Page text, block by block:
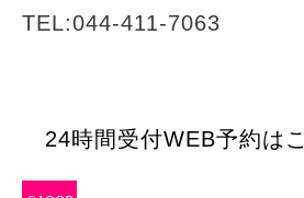
TEL:044-411-7063
24時間受付WEB予約は